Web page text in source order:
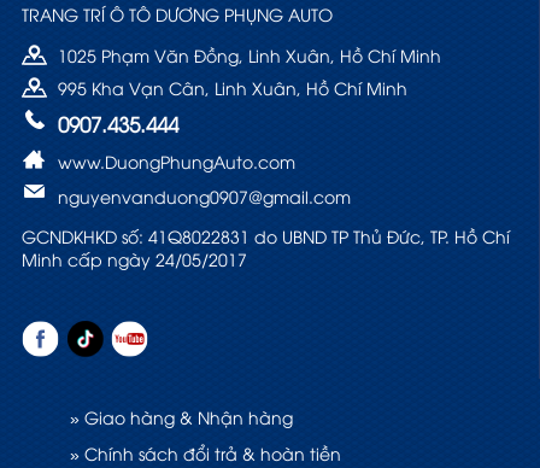
TRANG TRÍ Ô TÔ DƯƠNG PHỤNG AUTO
1025 Phạm Văn Đồng, Linh Xuân, Hồ Chí Minh
995 Kha Vạn Cân, Linh Xuân, Hồ Chí Minh
0907.435.444
www.DuongPhungAuto.com
nguyenvanduong0907@gmail.com
GCNDKHKD số: 41Q8022831 do UBND TP Thủ Đức, TP. Hồ Chí
Minh cấp ngày 24/05/2017
» Giao hàng & Nhận hàng
» Chính sách đổi trả & hoàn tiền